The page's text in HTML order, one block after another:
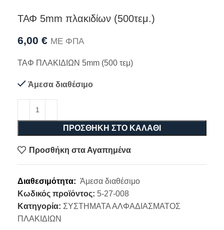
ΤΑΦ 5mm πλακιδίων (500τεμ.)
6,00 € ΜΕ ΦΠΑ
ΤΑΦ ΠΛΑΚΙΔΙΩΝ 5mm (500 τεμ)
Άμεσα διαθέσιμο
ΠΡΟΣΘΉΚΗ ΣΤΟ ΚΑΛΆΘΙ
Προσθήκη στα Αγαπημένα
Διαθεσιμότητα: Άμεσα διαθέσιμο
Κωδικός προϊόντος: 5-27-008
Κατηγορία: ΣΥΣΤΗΜΑΤΑ ΑΛΦΑΔΙΑΣΜΑΤΟΣ
ΠΛΑΚΙΔΙΩΝ